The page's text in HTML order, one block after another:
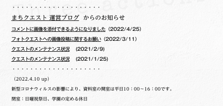
・・・・・・・・・・・・・・・・・・・・
まちクエスト 運営ブログからのお知らせ
コメントに画像を添付できるようになりました（2022/4/25）
フォトクエストへの画像投稿に関するお願い（2022/3/11）
クエストのメンテナンス状況(2021/2/9)
クエストのメンテナンス状況(2021/1/25)
・・・・・・・・・・・・・・・・・・・・
（2022.4.10 up）
新型コロナウィルスの影響により、資料室の開室は平日10：00～16：00です。
閉室：日曜祝祭日、学園の定める休日